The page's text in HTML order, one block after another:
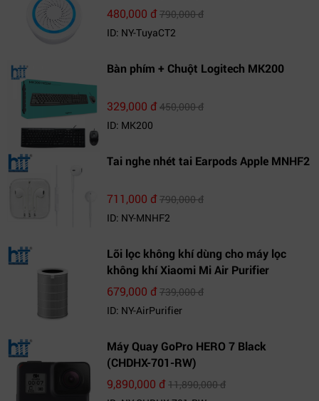
480,000 đ790,000 đ
ID: NY-TuyaCT2
Bàn phím + Chuột Logitech MK200
329,000 đ450,000 đ
ID: MK200
Tai nghe nhét tai Earpods Apple MNHF2
711,000 đ790,000 đ
ID: NY-MNHF2
Lõi lọc không khí dùng cho máy lọc
không khí Xiaomi Mi Air Purifier
679,000 đ739,000 đ
ID: NY-AirPurifier
Máy Quay GoPro HERO 7 Black
(CHDHX-701-RW)
9,890,000 đ11,890,000 đ